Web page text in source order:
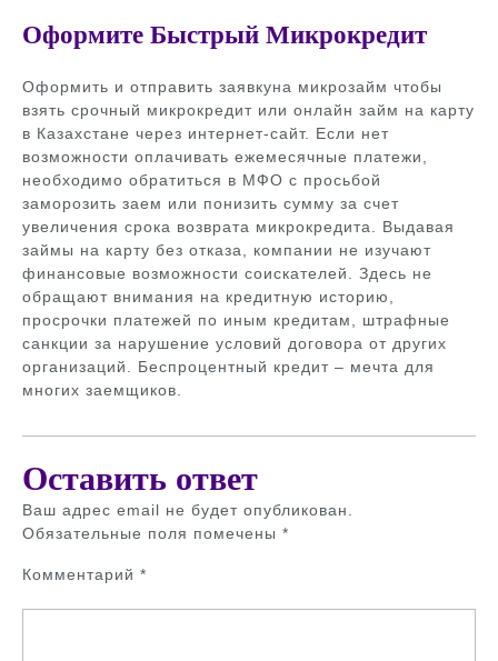
Оформите Быстрый Микрокредит
Оформить и отправить заявкуна микрозайм чтобы
взять срочный микрокредит или онлайн займ на карту
в Казахстане через интернет-сайт. Если нет
возможности оплачивать ежемесячные платежи,
необходимо обратиться в МФО с просьбой
заморозить заем или понизить сумму за счет
увеличения срока возврата микрокредита. Выдавая
займы на карту без отказа, компании не изучают
финансовые возможности соискателей. Здесь не
обращают внимания на кредитную историю,
просрочки платежей по иным кредитам, штрафные
санкции за нарушение условий договора от других
организаций. Беспроцентный кредит – мечта для
многих заемщиков.
Оставить ответ
Ваш адрес email не будет опубликован.
Обязательные поля помечены *
Комментарий *